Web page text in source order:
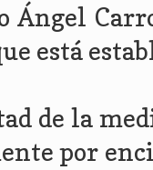
Ángel
está
de la
por